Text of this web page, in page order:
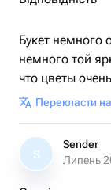
Букет немного
немного той
что цветы
Перекласти
S
Sender
Липень